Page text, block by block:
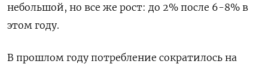
небольшой, но все же рост: до 2% после 6-8% в
этом году.
В прошлом году потребление сократилось на